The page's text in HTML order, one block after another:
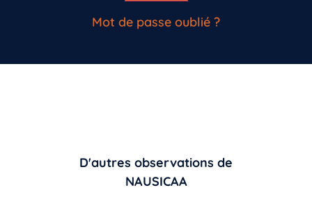
Mot de passe oublié ?
D'autres observations de
NAUSICAA